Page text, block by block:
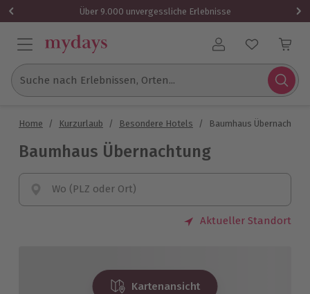
Über 9.000 unvergessliche Erlebnisse
Benutzerkonto
Suche nach Erlebnissen, Orten...
Home / Kurzurlaub / Besondere Hotels / Baumhaus Übernachtung
Baumhaus Übernachtung
Wo (PLZ oder Ort)
Aktueller Standort
Kartenansicht